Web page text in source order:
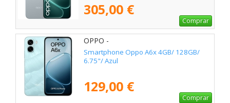
305,00 €
Comprar
OPPO -
Smartphone Oppo A6x 4GB/ 128GB/
6.75"/ Azul
129,00 €
Comprar